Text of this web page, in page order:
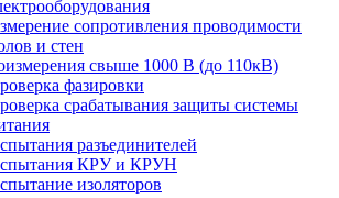
сопротивления проводимости
и стен
свыше 1000 В (до 110кВ)
фазировки
срабатывания защиты системы
разъединителей
КРУ и КРУН
изоляторов